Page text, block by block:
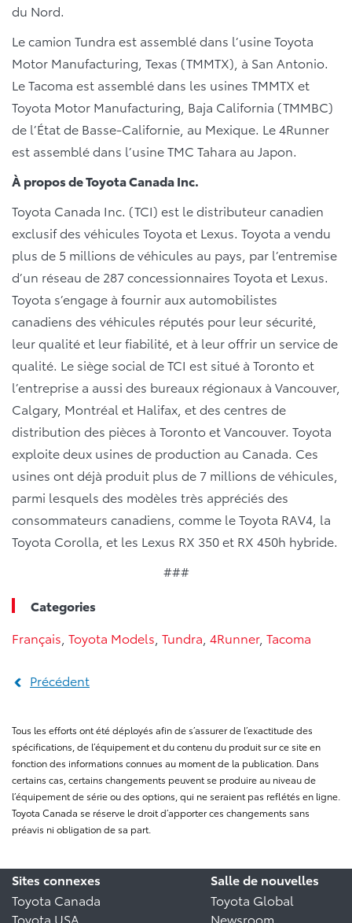
du Nord.
Le camion Tundra est assemblé dans l’usine Toyota
Motor Manufacturing, Texas (TMMTX), à San Antonio.
Le Tacoma est assemblé dans les usines TMMTX et
Toyota Motor Manufacturing, Baja California (TMMBC)
de l’État de Basse-Californie, au Mexique. Le 4Runner
est assemblé dans l’usine TMC Tahara au Japon.
À propos de Toyota Canada Inc.
Toyota Canada Inc. (TCI) est le distributeur canadien
exclusif des véhicules Toyota et Lexus. Toyota a vendu
plus de 5 millions de véhicules au pays, par l’entremise
d’un réseau de 287 concessionnaires Toyota et Lexus.
Toyota s’engage à fournir aux automobilistes
canadiens des véhicules réputés pour leur sécurité,
leur qualité et leur fiabilité, et à leur offrir un service de
qualité. Le siège social de TCI est situé à Toronto et
l’entreprise a aussi des bureaux régionaux à Vancouver,
Calgary, Montréal et Halifax, et des centres de
distribution des pièces à Toronto et Vancouver. Toyota
exploite deux usines de production au Canada. Ces
usines ont déjà produit plus de 7 millions de véhicules,
parmi lesquels des modèles très appréciés des
consommateurs canadiens, comme le Toyota RAV4, la
Toyota Corolla, et les Lexus RX 350 et RX 450h hybride.
###
Categories
Français Toyota Models Tundra 4Runner, Tacoma
Précédent
Tous les efforts ont été déployés afin de s’assurer de l’exactitude des
spécifications, de l’équipement et du contenu du produit sur ce site en
fonction des informations connues au moment de la publication. Dans
certains cas, certains changements peuvent se produire au niveau de
l’équipement de série ou des options, qui ne seraient pas reflétés en ligne.
Toyota Canada se réserve le droit d’apporter ces changements sans
préavis ni obligation de sa part.
Sites connexes
Toyota Canada
Toyota USA
Salle de nouvelles
Toyota Global
Newsroom